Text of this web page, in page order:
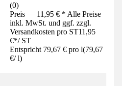
(0)
Preis — 11,95 € * Alle Preise
inkl. MwSt. und ggf. zzgl.
Versandkosten pro ST11,95
€*/ ST
Entspricht 79,67 € pro l(79,67
€/ l)